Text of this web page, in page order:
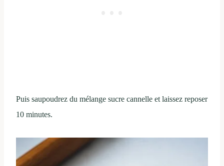
Puis saupoudrez du mélange sucre cannelle et laissez reposer
10 minutes.